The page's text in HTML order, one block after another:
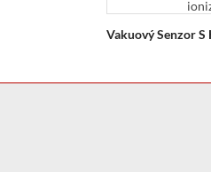
Vakuový Senzor